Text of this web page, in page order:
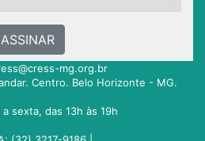
ASSINAR
mg.org.br
Centro. Belo Horizonte - MG.
sexta, das 13h às 19h